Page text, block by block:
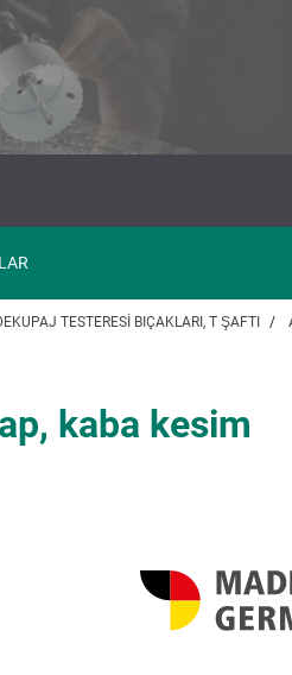
TESTERESI BIÇAKLARI, T ŞAFTI
kaba kesim